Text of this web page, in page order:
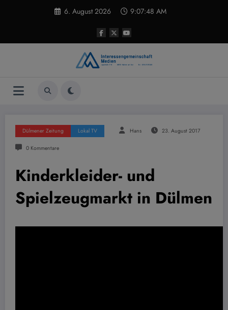
6. August 2026 9:07:49 AM
Dülmener Zeitung Lokal TV Hans 23. August 2017
0 Kommentare
Kinderkleider- und
Spielzeugmarkt in Dülmen